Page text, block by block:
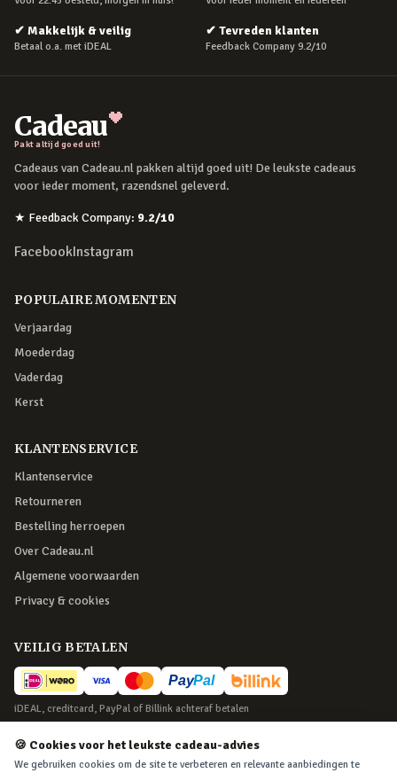
✔ Makkelijk & veilig
Betaal o.a. met iDEAL
✔ Tevreden klanten
Feedback Company 9.2/10
Cadeau
Pakt altijd goed uit!
Cadeaus van Cadeau.nl pakken altijd goed uit! De leukste cadeaus
voor ieder moment, razendsnel geleverd.
★ Feedback Company: 9.2/10
FacebookInstagram
POPULAIRE MOMENTEN
Verjaardag
Moederdag
Vaderdag
Kerst
KLANTENSERVICE
Klantenservice
Retourneren
Bestelling herroepen
Over Cadeau.nl
Algemene voorwaarden
Privacy & cookies
VEILIG BETALEN
iDEAL, creditcard, PayPal of Billink achteraf betalen
BEZORGING
Voor 22:45 besteld, morgen in huis. Tot 365 dagen retourneren.
🍪 Cookies voor het leukste cadeau-advies
We gebruiken cookies om de site te verbeteren en relevante aanbiedingen te